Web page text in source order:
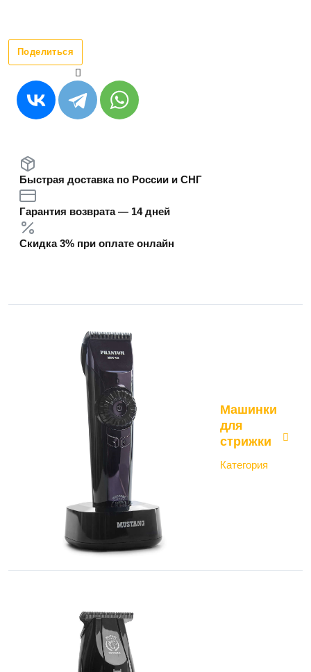
Поделиться
Быстрая доставка по России и СНГ
Гарантия возврата — 14 дней
Скидка 3% при оплате онлайн
Машинки
для
стрижки
Категория